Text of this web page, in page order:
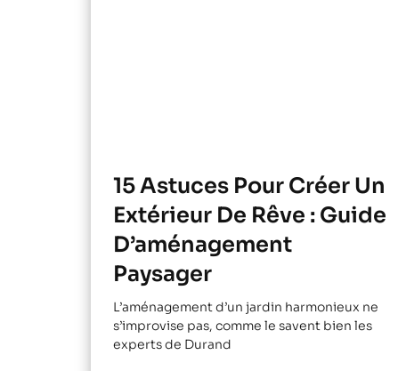
15 Astuces Pour Créer Un
Extérieur De Rêve : Guide
D’aménagement
Paysager
L’aménagement d’un jardin harmonieux ne
s’improvise pas, comme le savent bien les
experts de Durand